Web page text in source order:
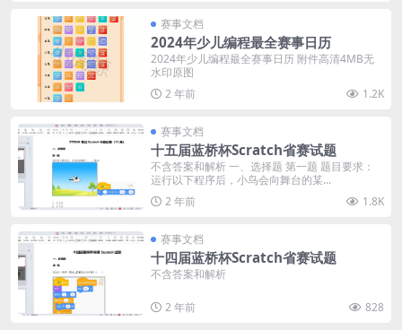
赛事文档
2024年少儿编程最全赛事日历
2024年少儿编程最全赛事日历 附件高清4MB无
水印原图
2 年前
1.2K
赛事文档
十五届蓝桥杯Scratch省赛试题
不含答案和解析 一、选择题 第一题 题目要求：
运行以下程序后，小鸟会向舞台的某...
2 年前
1.8K
赛事文档
十四届蓝桥杯Scratch省赛试题
不含答案和解析
2 年前 828